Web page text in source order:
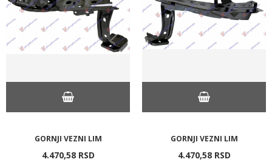
GORNJI VEZNI LIM
4.470,58 RSD
GORNJI VEZNI LIM
4.470,58 RSD